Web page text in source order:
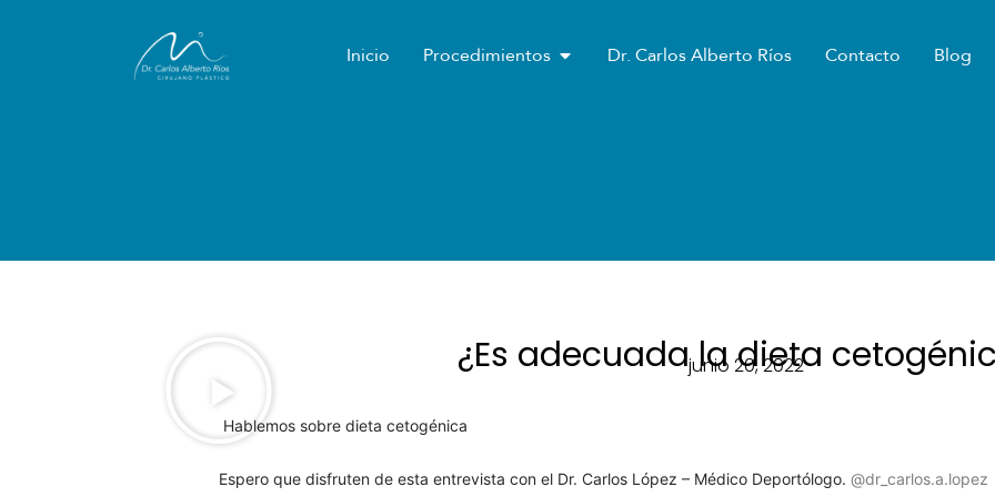
Inicio Procedimientos OPEN PROCEDIMIENTOS
Dr. Carlos Alberto Ríos Contacto Blog
¿Es adecuada la dieta
junio 20, 2022
Hablemos sobre dieta cetogénica
Espero que disfruten de esta entrevista con el Dr. Carlos López – Médico Deportólogo. @dr_carlos.a.lopez